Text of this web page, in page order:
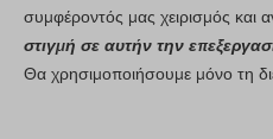
συμφέροντός μας χειρισμός και
στιγμή σε αυτήν την
Θα χρησιμοποιήσουμε μόνο τη